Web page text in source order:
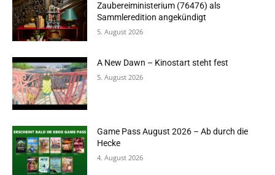
Zaubereiministerium (76476) als
Sammleredition angekündigt
5. August 2026
A New Dawn – Kinostart steht fest
5. August 2026
Game Pass August 2026 – Ab durch die
Hecke
4. August 2026